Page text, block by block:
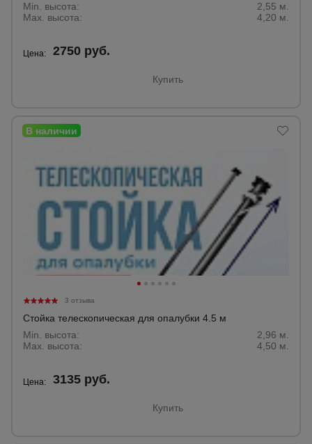
Min. высота:
2,55 м.
Max. высота:
4,20 м.
Цена: 2750 руб.
Купить
3 отзыва
Стойка телескопическая для опалубки 4.5 м
Min. высота:
2,96 м.
Max. высота:
4,50 м.
Цена: 3135 руб.
Купить